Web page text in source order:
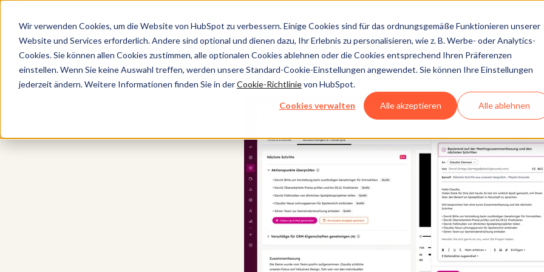
Wir verwenden Cookies, um die Website von HubSpot zu verbessern. Einige Cookies sind für das ordnungsgemäße Funktionieren unserer
Website und Services erforderlich. Andere sind optional und dienen dazu, Ihr Erlebnis zu personalisieren, wie z. B. Werbe- oder Analytics-
Cookies. Sie können allen Cookies zustimmen, alle optionalen Cookies ablehnen oder die Cookies entsprechend Ihren Präferenzen
einstellen. Wenn Sie keine Auswahl treffen, werden unsere Standard-Cookie-Einstellungen angewendet. Sie können Ihre Einstellungen
jederzeit ändern. Weitere Informationen finden Sie in derCookie-Richtlinievon HubSpot.
Cookies verwalten Alle akzeptieren Alle ablehnen
Sales Hub